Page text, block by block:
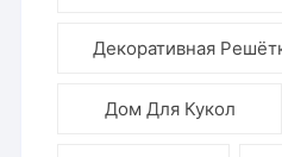
Декоративная
Дом Для Кукол